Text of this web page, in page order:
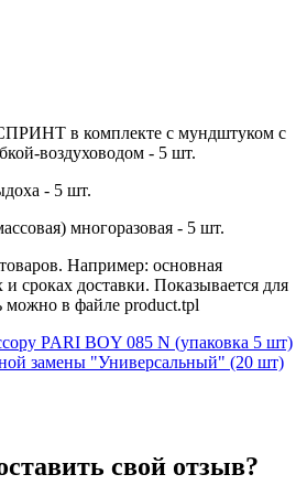
в комплекте с мундштуком с
воздуховодом - 5 шт.
- 5 шт.
многоразовая - 5 шт.
Например: основная
сроках доставки. Показывается для
можно в файле product.tpl
PARI BOY 085 N (упаковка 5 шт)
замены "Универсальный" (20 шт)
свой отзыв?